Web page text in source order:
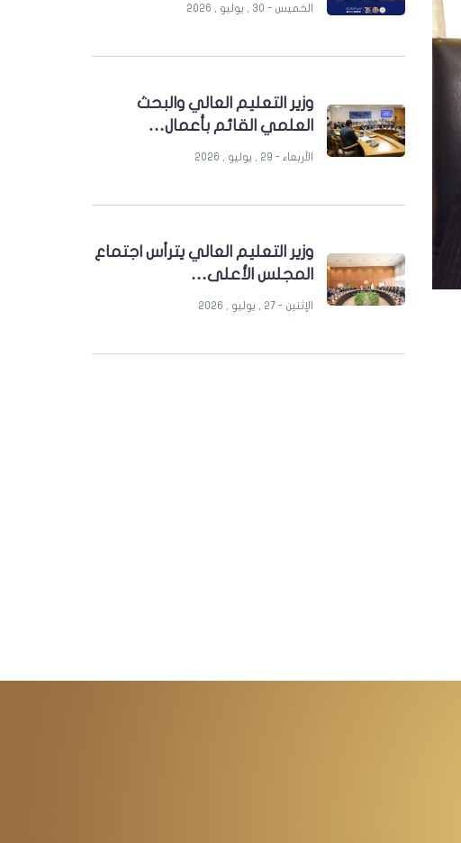
الخميس - 30 , يوليو , 2026
وزير التعليم العالي والبحث
العلمي القائم بأعمال…
الأربعاء - 29 , يوليو , 2026
وزير التعليم العالي يترأس اجتماع
المجلس الأعلى…
الإثنين - 27 , يوليو , 2026